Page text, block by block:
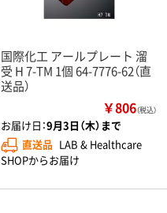
国際化工 アールプレート 溜
受 H 7-TM 1個 64-7776-62（直
送品）
￥806（税込）
お届け日：9月3日（木）まで
直送品 LAB & Healthcare
SHOPからお届け